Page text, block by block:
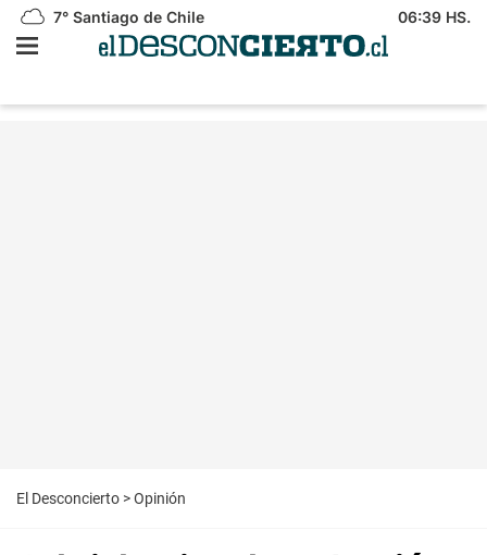
7° Santiago de Chile 06:39 HS.
El Desconcierto >Opinión